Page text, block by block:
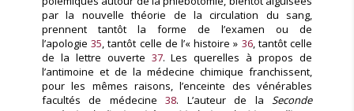
par la nouvelle théorie de la circulation du sang,
prennent tantôt la forme de l’examen ou de
l’apologie 35, tantôt celle de l’« histoire » 36, tantôt celle
de la lettre ouverte 37. Les querelles à propos de
l’antimoine et de la médecine chimique franchissent,
pour les mêmes raisons, l’enceinte des vénérables
facultés de médecine 38. L’auteur de laSeconde